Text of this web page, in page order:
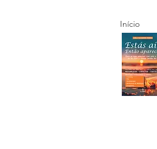
Início